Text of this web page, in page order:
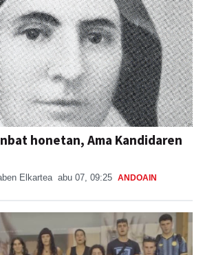
honetan, Ama Kandidaren
Elkartea abu 07, 09:25 ANDOAIN